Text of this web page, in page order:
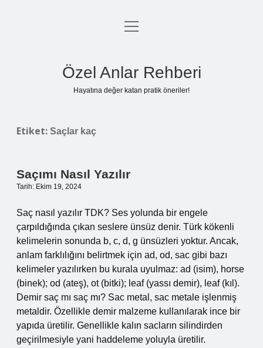
Anasayfa
menüyü
Özel Anlar Rehberi
Hayatına değer katan pratik öneriler!
Etiket: Saçlar kaç
Saçımı Nasıl Yazılır
Tarih: Ekim 19, 2024
Saç nasıl yazılır TDK? Ses yolunda bir engele
çarpıldığında çıkan seslere ünsüz denir. Türk kökenli
kelimelerin sonunda b, c, d, g ünsüzleri yoktur. Ancak,
anlam farklılığını belirtmek için ad, od, sac gibi bazı
kelimeler yazılırken bu kurala uyulmaz: ad (isim), horse
(binek); od (ateş), ot (bitki); leaf (yassı demir), leaf (kıl).
Demir saç mı saç mı? Sac metal, sac metale işlenmiş
metaldir. Özellikle demir malzeme kullanılarak ince bir
yapıda üretilir. Genellikle kalın sacların silindirden
geçirilmesiyle yani haddeleme yoluyla üretilir.